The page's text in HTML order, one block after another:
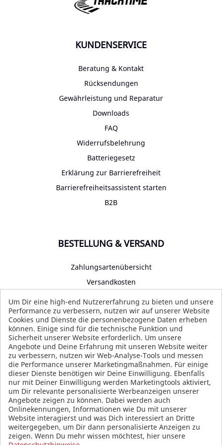
KUNDENSERVICE
Beratung & Kontakt
Rücksendungen
Gewährleistung und Reparatur
Downloads
FAQ
Widerrufsbelehrung
Batteriegesetz
Erklärung zur Barrierefreiheit
Barrierefreiheitsassistent starten
B2B
BESTELLUNG & VERSAND
Zahlungsartenübersicht
Versandkosten
Impressum
Datenschutz
AGB
SOCIAL MEDIA
Um Dir eine high-end Nutzererfahrung zu bieten und unsere
Performance zu verbessern, nutzen wir auf unserer Website
Cookies und Dienste die personenbezogene Daten erheben
können. Einige sind für die technische Funktion und
Sicherheit unserer Website erforderlich. Um unsere
Angebote und Deine Erfahrung mit unseren Website weiter
zu verbessern, nutzen wir Web-Analyse-Tools und messen
die Performance unserer Marketingmaßnahmen. Für einige
dieser Dienste benötigen wir Deine Einwilligung. Ebenfalls
nur mit Deiner Einwilligung werden Marketingtools aktiviert,
um Dir relevante personalisierte Werbeanzeigen unserer
Angebote zeigen zu können. Dabei werden auch
Onlinekennungen, Informationen wie Du mit unserer
Website interagierst und was Dich interessiert an Dritte
weitergegeben, um Dir dann personalisierte Anzeigen zu
zeigen. Wenn Du mehr wissen möchtest, hier unsere